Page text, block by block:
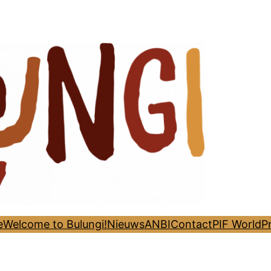
Welcome to Bulungi!NieuwsANBIContactPIF World